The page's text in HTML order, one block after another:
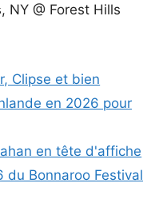
@ Forest Hills
Clipse et bien
en 2026 pour
en tête d'affiche
du Bonnaroo Festival